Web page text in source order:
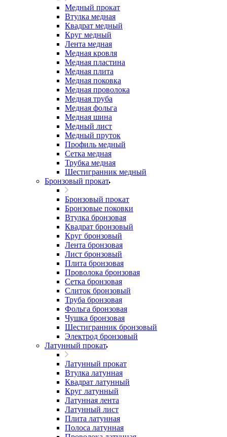
Медный прокат
Втулка медная
Квадрат медный
Круг медный
Лента медная
Медная кровля
Медная пластина
Медная плита
Медная поковка
Медная проволока
Медная труба
Медная фольга
Медная шина
Медный лист
Медный пруток
Профиль медный
Сетка медная
Трубка медная
Шестигранник медный
Бронзовый прокат
Бронзовый прокат
Бронзовые поковки
Втулка бронзовая
Квадрат бронзовый
Круг бронзовый
Лента бронзовая
Лист бронзовый
Плита бронзовая
Проволока бронзовая
Сетка бронзовая
Слиток бронзовый
Труба бронзовая
Фольга бронзовая
Чушка бронзовая
Шестигранник бронзовый
Электрод бронзовый
Латунный прокат
Латунный прокат
Втулка латунная
Квадрат латунный
Круг латунный
Латунная лента
Латунный лист
Плита латунная
Полоса латунная